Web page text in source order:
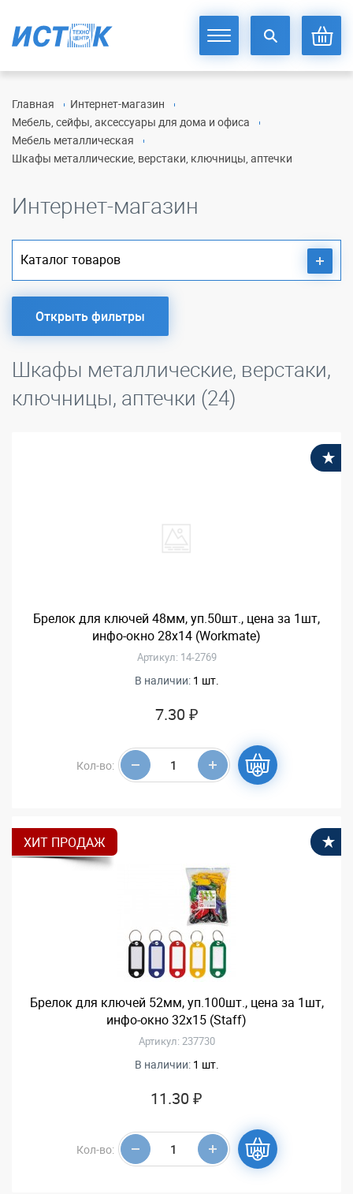
Главная
Интернет-магазин
Мебель, сейфы, аксессуары для дома и офиса
Мебель металлическая
Шкафы металлические, верстаки, ключницы, аптечки
Интернет-магазин
Каталог товаров
Открыть фильтры
Шкафы металлические, верстаки,
ключницы, аптечки (24)
Брелок для ключей 48мм, уп.50шт., цена за 1шт,
инфо-окно 28х14 (Workmate)
Артикул: 14-2769
В наличии: 1 шт.
7.30 ₽
Кол-во:
ХИТ ПРОДАЖ
Брелок для ключей 52мм, уп.100шт., цена за 1шт,
инфо-окно 32х15 (Staff)
Артикул: 237730
В наличии: 1 шт.
11.30 ₽
Кол-во: